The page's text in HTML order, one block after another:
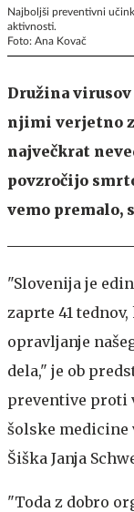
Najboljši preventivni
aktivnosti.
Foto: Ana Kovač
Družina virusov
njimi verjetno
največkrat
povzročijo
vemo premalo,
"Slovenija je
zaprte 41
opravljanje
dela," je ob
preventive proti
šolske medicine
Šiška Janja
"Toda z dobro